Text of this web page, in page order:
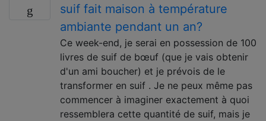
suif fait maison à température
ambiante pendant un an?
Ce week-end, je serai en possession de 100
livres de suif de bœuf (que je vais obtenir
d'un ami boucher) et je prévois de le
transformer en suif . Je ne peux même pas
commencer à imaginer exactement à quoi
ressemblera cette quantité de suif, mais je